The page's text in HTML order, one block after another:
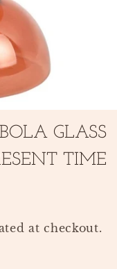
GLASS
TIME
at checkout.